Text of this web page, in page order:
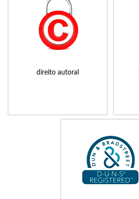
direito autoral